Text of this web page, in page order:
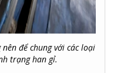
để chung với các loại
trạng han gỉ.